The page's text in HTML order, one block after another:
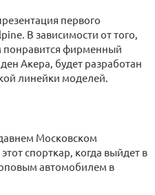
первого
В зависимости от того,
понравится фирменный
Акера, будет разработан
линейки моделей.
Московском
спорткар, когда выйдет в
автомобилем в